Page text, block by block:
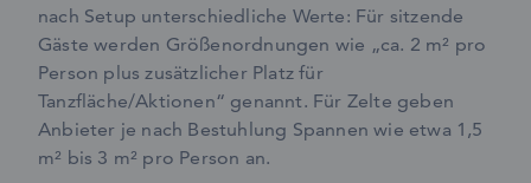
nach Setup unterschiedliche Werte: Für sitzende
Gäste werden Größenordnungen wie „ca. 2 m² pro
Person plus zusätzlicher Platz für
Tanzfläche/Aktionen“ genannt. Für Zelte geben
Anbieter je nach Bestuhlung Spannen wie etwa 1,5
m² bis 3 m² pro Person an.